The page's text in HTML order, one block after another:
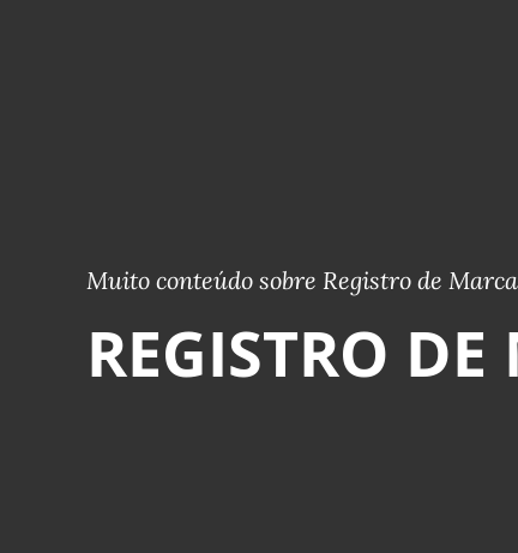
Muito conteúdo sobre Registro de
REGISTRO